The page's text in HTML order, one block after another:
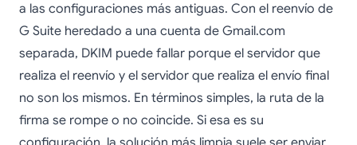
a las configuraciones más antiguas. Con el reenvío de
G Suite heredado a una cuenta de Gmail.com
separada, DKIM puede fallar porque el servidor que
realiza el reenvío y el servidor que realiza el envío final
no son los mismos. En términos simples, la ruta de la
firma se rompe o no coincide. Si esa es su